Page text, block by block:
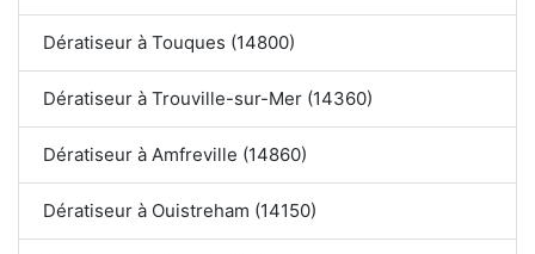
Dératiseur à Touques (14800)
Dératiseur à Trouville-sur-Mer (14360)
Dératiseur à Amfreville (14860)
Dératiseur à Ouistreham (14150)